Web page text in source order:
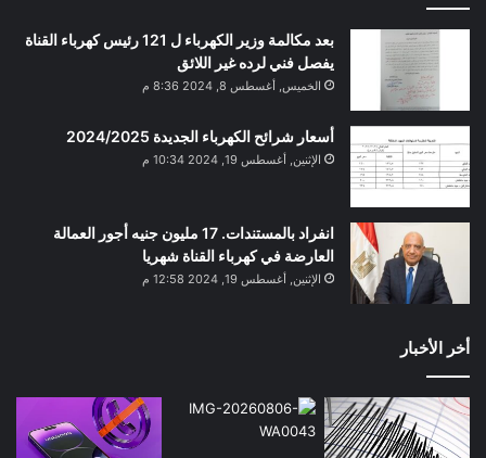
بعد مكالمة وزير الكهرباء ل 121 رئيس كهرباء القناة
يفصل فني لرده غير اللائق
الخميس, أغسطس 8, 2024 8:36 م
أسعار شرائح الكهرباء الجديدة 2024/2025
الإثنين, أغسطس 19, 2024 10:34 م
انفراد بالمستندات. 17 مليون جنيه أجور العمالة
العارضة في كهرباء القناة شهريا
الإثنين, أغسطس 19, 2024 12:58 م
أخر الأخبار